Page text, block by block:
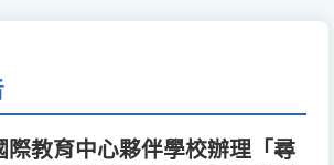
際教育中心夥伴學校辦理「尋